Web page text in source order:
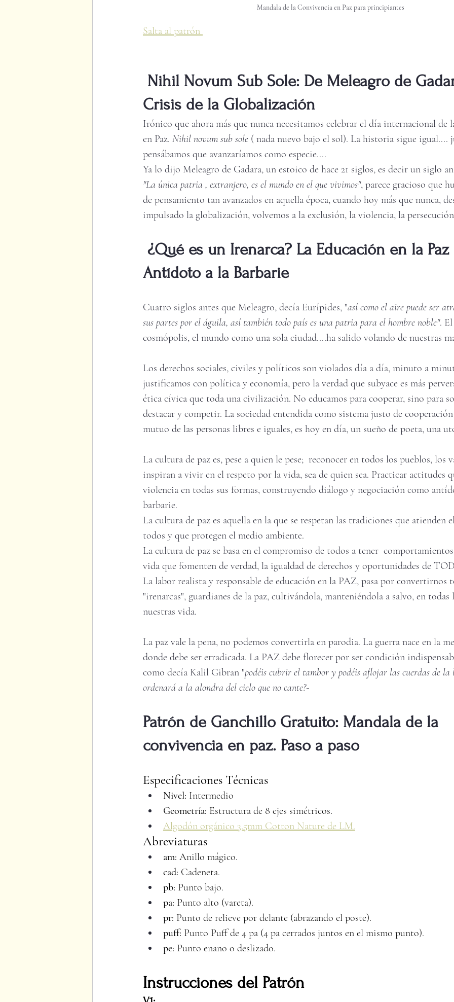
Mandala de la Convivencia en Paz para principiantes
Salta al patrón
Nihil Novum Sub Sole: De Meleagro de
Crisis de la Globalización
Irónico que ahora más que nunca necesitamos celebrar el día internacional
en Paz. Nihil novum sub sole ( nada nuevo bajo el sol). La historia sigue igual....
pensábamos que avanzaríamos como especie....
Ya lo dijo Meleagro de Gadara, un estoico de hace 21 siglos, es decir un siglo
"La única patria , extranjero, es el mundo en el que vivimos", parece gracioso que
de pensamiento tan avanzados en aquella época, cuando hoy más que nunca,
impulsado la globalización, volvemos a la exclusión, la violencia, la
¿Qué es un Irenarca? La Educación en la
Antídoto a la Barbarie
Cuatro siglos antes que Meleagro, decía Eurípides, "así como el aire puede ser
sus partes por el águila, así también todo país es una patria para el hombre noble".
cosmópolis, el mundo como una sola ciudad....ha salido volando de nuestras
Los derechos sociales, civiles y políticos son violados día a día, minuto a
justificamos con política y economía, pero la verdad que subyace es más
ética cívica que toda una civilización. No educamos para cooperar, sino para
destacar y competir. La sociedad entendida como sistema justo de
mutuo de las personas libres e iguales, es hoy en día, un sueño de poeta, una
La cultura de paz es, pese a quien le pese;  reconocer en todos los pueblos, los
inspiran a vivir en el respeto por la vida, sea de quien sea. Practicar actitudes
violencia en todas sus formas, construyendo diálogo y negociación como
barbarie.
La cultura de paz es aquella en la que se respetan las tradiciones que atienden
todos y que protegen el medio ambiente.
La cultura de paz se basa en el compromiso de todos a tener
vida que fomenten de verdad, la igualdad de derechos y oportunidades de
La labor realista y responsable de educación en la PAZ, pasa por convertirnos
"irenarcas", guardianes de la paz, cultivándola, manteniéndola a salvo, en todas
nuestras vida.
La paz vale la pena, no podemos convertirla en parodia. La guerra nace en la
donde debe ser erradicada. La PAZ debe florecer por ser condición
como decía Kalil Gibran "podéis cubrir el tambor y podéis aflojar las cuerdas de
ordenará a la alondra del cielo que no cante?-
Patrón de Ganchillo Gratuito: Mandala de la
convivencia en paz. Paso a paso
Especificaciones Técnicas
Nivel: Intermedio
Geometría: Estructura de 8 ejes simétricos.
Algodón orgánico 3.5mm Cotton Nature de LM.
Abreviaturas
am: Anillo mágico.
cad: Cadeneta.
pb: Punto bajo.
pa: Punto alto (vareta).
pr: Punto de relieve por delante (abrazando el poste).
puff: Punto Puff de 4 pa (4 pa cerrados juntos en el mismo punto).
pe: Punto enano o deslizado.
Instrucciones del Patrón